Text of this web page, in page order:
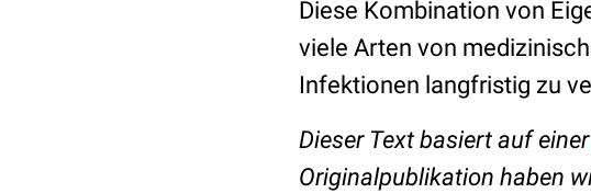
Diese Kombination von
viele Arten von
Infektionen langfristig zu
Dieser Text basiert auf einer
Originalpublikation haben